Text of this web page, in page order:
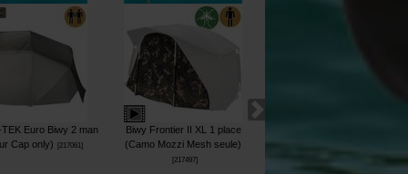
TEK Euro Biwy 2 man
Cap only)
217061]
Biwy Frontier II XL 1 place
(Camo Mozzi Mesh seule)
217497]